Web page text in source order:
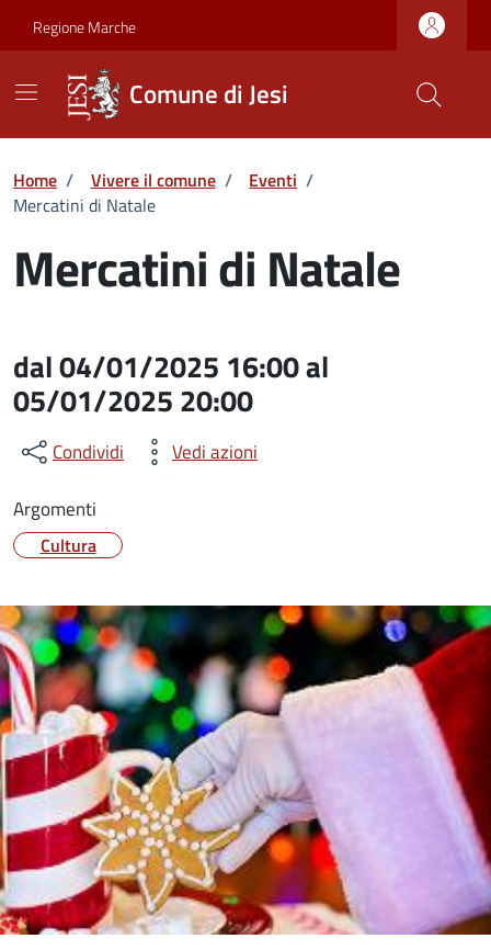
Skip to Main Content
Regione Marche
Comune di Jesi
Home / Vivere il comune / Eventi /
Mercatini di Natale
Mercatini di Natale
dal 04/01/2025 16:00 al
05/01/2025 20:00
Condividi Vedi azioni
Argomenti
Cultura